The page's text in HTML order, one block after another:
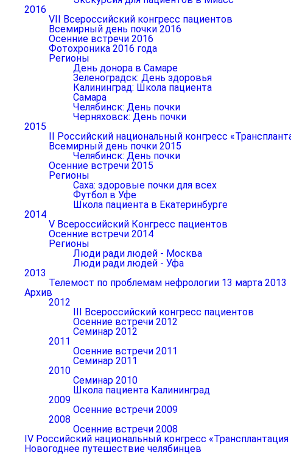
2016
VII Всероссийский конгресс пациентов
Всемирный день почки 2016
Осенние встречи 2016
Фотохроника 2016 года
Регионы
День донора в Самаре
Зеленоградск: День здоровья
Калининград: Школа пациента
Самара
Челябинск: День почки
Черняховск: День почки
2015
II Российский национальный конгресс
Всемирный день почки 2015
Челябинск: День почки
Осенние встречи 2015
Регионы
Саха: здоровые почки для всех
Футбол в Уфе
Школа пациента в Екатеринбурге
2014
V Всероссийский Конгресс пациентов
Осенние встречи 2014
Регионы
Люди ради людей - Москва
Люди ради людей - Уфа
2013
Телемост по проблемам нефрологии 13 марта 2013
Архив
2012
III Всероссийский конгресс пациентов
Осенние встречи 2012
Семинар 2012
2011
Осенние встречи 2011
Семинар 2011
2010
Семинар 2010
Школа пациента Калининград
2009
Осенние встречи 2009
2008
Осенние встречи 2008
IV Российский национальный конгресс
Новогоднее путешествие челябинцев